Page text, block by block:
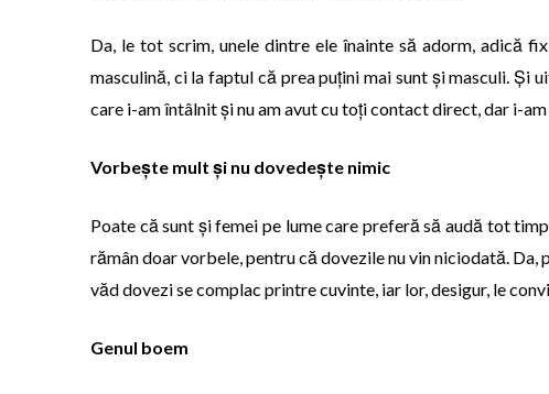
Da, le tot scrim, unele dintre ele înainte să adorm, adică
masculină, ci la faptul că prea puțini mai sunt și masculi. Și
care i-am întâlnit și nu am avut cu toți contact direct, dar i-
Vorbește mult și nu dovedește nimic
Poate că sunt și femei pe lume care preferă să audă tot
rămân doar vorbele, pentru că dovezile nu vin niciodată.
văd dovezi se complac printre cuvinte, iar lor, desigur, le
Genul boem